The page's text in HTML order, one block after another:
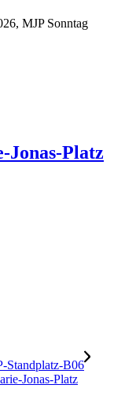
MJP Sonntag
Jonas-Platz
Jonas-Platz